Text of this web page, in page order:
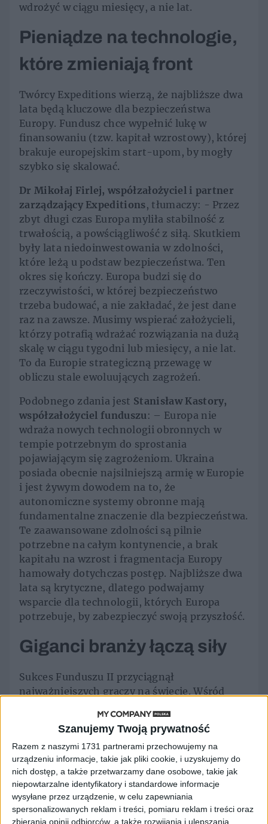
Szanujemy Twoją prywatność
Razem z naszymi 1731 partnerami przechowujemy na
urządzeniu informacje, takie jak pliki cookie, i uzyskujemy do
nich dostęp, a także przetwarzamy dane osobowe, takie jak
niepowtarzalne identyfikatory i standardowe informacje
wysyłane przez urządzenie, w celu zapewniania
spersonalizowanych reklam i treści, pomiaru reklam i treści oraz
zbierania opinii odbiorców, a także rozwijania i ulepszania
wdrożyć w ciągu miesięcy, a nie lat.
Pieniądze na technologie,
które zmieniają front
Twórcy Expeditions wierzą, że najbliższe dwa
lata będą kluczowe dla bezpieczeństwa
Europy. Fundusz chce wypełnić lukę w
finansowaniu (tzw. kapitał wzrostowy), której
brakuje europejskim start-upom, by mogły
szybko się skalować.
Dr Mikołaj Firlej, współzałożyciel i partner
zarządzający Expeditions, tłumaczy: - Przez
zbyt długi czas Europa myliła stabilność z
trwałością, a powściągliwość z siłą. Skutkiem
były lata niedoinwestowania w zdolności,
które leżą u podstaw bezpieczeństwa. Ten
okres się kończy. Europa budzi się do
rzeczywistości, w której bezpieczeństwo
trzeba budować, a nie zakładać, że jest dane
raz na zawsze. Musimy wspierać założycieli,
którzy potrafią wdrażać rozwiązania na dużą
skalę w ciągu tygodni lub miesięcy, a nie lat.
To da Europie strategiczną przewagę w
obliczu stale ewoluujących zagrożeń.
Podobnego zdania jest Stanisław Kastory,
współzałożyciel funduszu: – Europa nie
wdraża nowych technologii obronnych w
tempie potrzebnym do sprostania
pojawiającym się zagrożeniom. Ukraina
posiada obecnie najsilniejszą armię w Europie
i jest żywym dowodem na to, że
autonomiczne systemy obronne mają
fundamentalne znaczenie dla bezpieczeństwa.
Te zaawansowane zdolności są pilnie
potrzebne na całym kontynencie, a brak
kapitału na wzrost i fragmentacja Europy
hamowały dotychczas postęp. Najbliższe dwa
lata są krytyczne, dlatego podwajamy
wsparcie dla technologii, których Europa
potrzebuje, by zabezpieczyć swoją przyszłość.
Giganci branży łączą siły
Sukces Funduszu II przyciągnął
najważniejszych graczy na świecie. Wśród
znalazł się brytyjski gigantBAE Systems
amerykański lider oprogramowania
obronnegoKeysight Technologies. Wsparcie
płynie także z instytucji publicznych:
Europejskiego Funduszu Inwestycyjnego
(EIF)
w ramach programu InvestEU,
Polskiego
Funduszu Rozwoju (PFR) orazNATO
Innovation Fund.